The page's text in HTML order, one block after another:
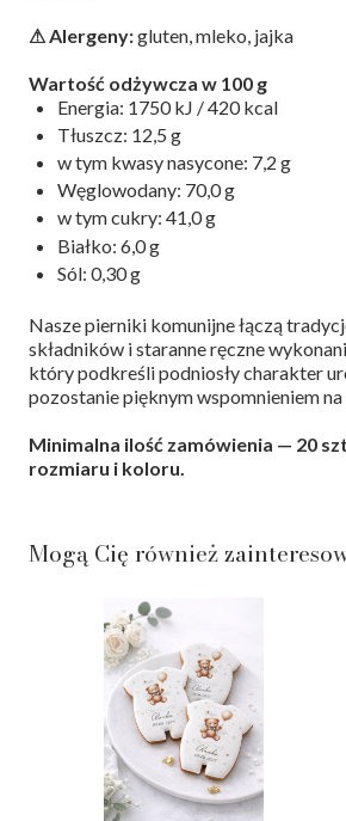
⚠ Alergeny:gluten, mleko, jajka
Wartość odżywcza w 100 g
Energia: 1750 kJ / 420 kcal
Tłuszcz: 12,5 g
w tym kwasy nasycone: 7,2 g
Węglowodany: 70,0 g
w tym cukry: 41,0 g
Białko: 6,0 g
Sól: 0,30 g
Nasze pierniki komunijne łączą
składników i staranne ręczne
który podkreśli podniosły charakter
pozostanie pięknym wspomnieniem na
Minimalna ilość zamówienia — 20
rozmiaru i koloru.
Mogą Cię również